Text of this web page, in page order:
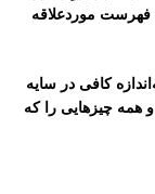
فهرست موردعلاقه
کافی در سایه
و همه چیزهایی را که